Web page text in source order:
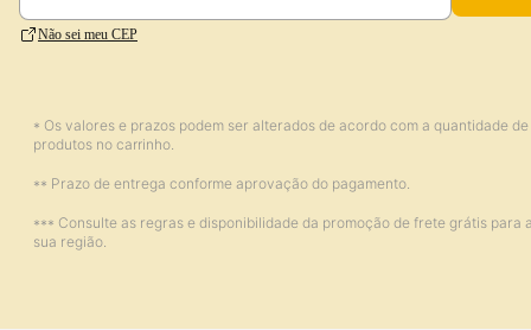
Não sei meu CEP
* Os valores e prazos podem ser alterados de acordo com a quantidade de
produtos no carrinho.
** Prazo de entrega conforme aprovação do pagamento.
*** Consulte as regras e disponibilidade da promoção de frete grátis para
sua região.